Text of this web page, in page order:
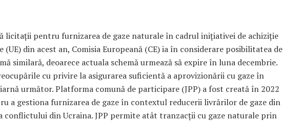
licitații pentru furnizarea de gaze naturale în cadrul inițiativei de achiziție
(UE) din acest an, Comisia Europeană (CE) ia în considerare posibilitatea de
similară, deoarece actuala schemă urmează să expire în luna decembrie.
cu privire la asigurarea suficientă a aprovizionării cu gaze în
următor. Platforma comună de participare (JPP) a fost creată în 2022
a gestiona furnizarea de gaze în contextul reducerii livrărilor de gaze din
conflictului din Ucraina. JPP permite atât tranzacții cu gaze naturale prin